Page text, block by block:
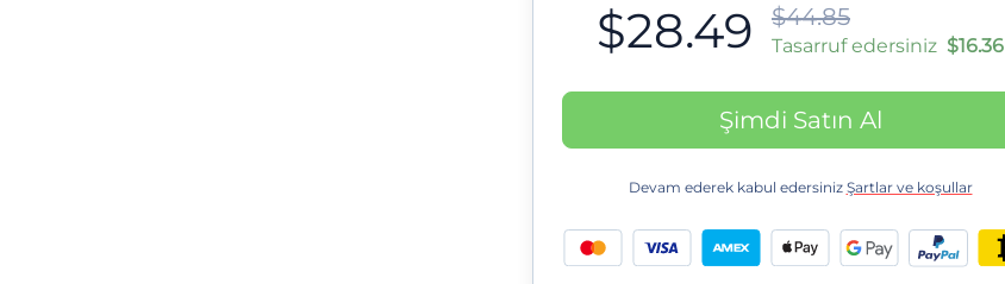
$28.49 $44.85
Tasarruf edersiniz $16.36
Şimdi Satın Al
Devam ederek kabul edersiniz Şartlar ve koşullar